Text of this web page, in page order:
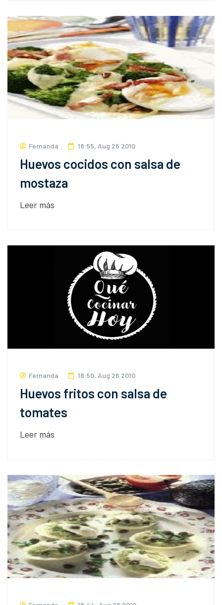
Fernanda 18:55, Aug 26 2010
Huevos cocidos con salsa de
mostaza
Leer más
Fernanda 18:50, Aug 26 2010
Huevos fritos con salsa de
tomates
Leer más